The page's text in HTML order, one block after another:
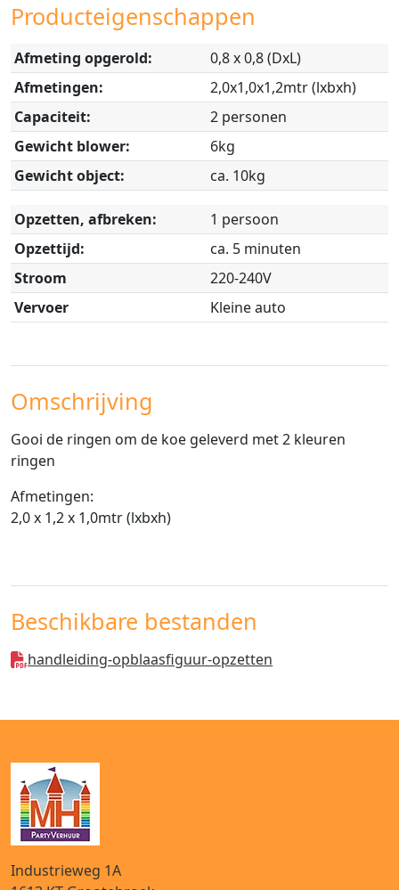
Producteigenschappen
Afmeting opgerold:
0,8 x 0,8 (DxL)
Afmetingen:
2,0x1,0x1,2mtr (lxbxh)
Capaciteit:
2 personen
Gewicht blower:
6kg
Gewicht object:
ca. 10kg
Opzetten, afbreken:
1 persoon
Opzettijd:
ca. 5 minuten
Stroom
220-240V
Vervoer
Kleine auto
Omschrijving
Gooi de ringen om de koe geleverd met 2 kleuren
ringen
Afmetingen:
2,0 x 1,2 x 1,0mtr (lxbxh)
Beschikbare bestanden
handleiding-opblaasfiguur-opzetten
Industrieweg 1A